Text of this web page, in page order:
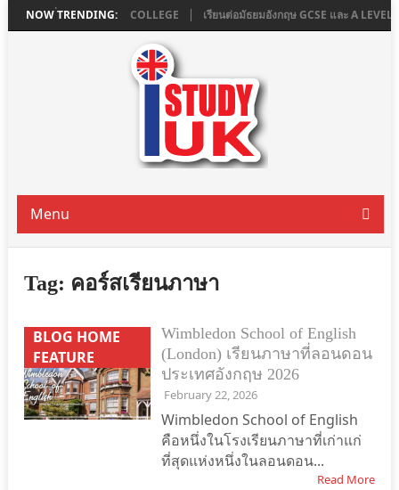
NOW TRENDING:
ที่ ASHBOURNE COLLEGE เรียนต่อมัธยมอังกฤษ GCSE และ A LEVEL
Menu
Tag: คอร์สเรียนภาษา
BLOG HOME
FEATURE
Wimbledon School of English
(London) เรียนภาษาที่ลอนดอน
ประเทศอังกฤษ 2026
February 22, 2026
Wimbledon School of English
คือหนึ่งในโรงเรียนภาษาที่เก่าแก่
ที่สุดแห่งหนึ่งในลอนดอน...
Read More